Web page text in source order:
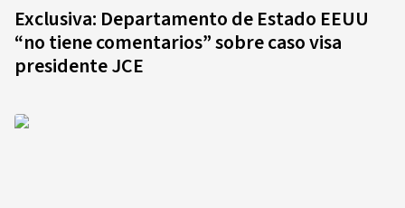
Exclusiva: Departamento de Estado EEUU
“no tiene comentarios” sobre caso visa
presidente JCE